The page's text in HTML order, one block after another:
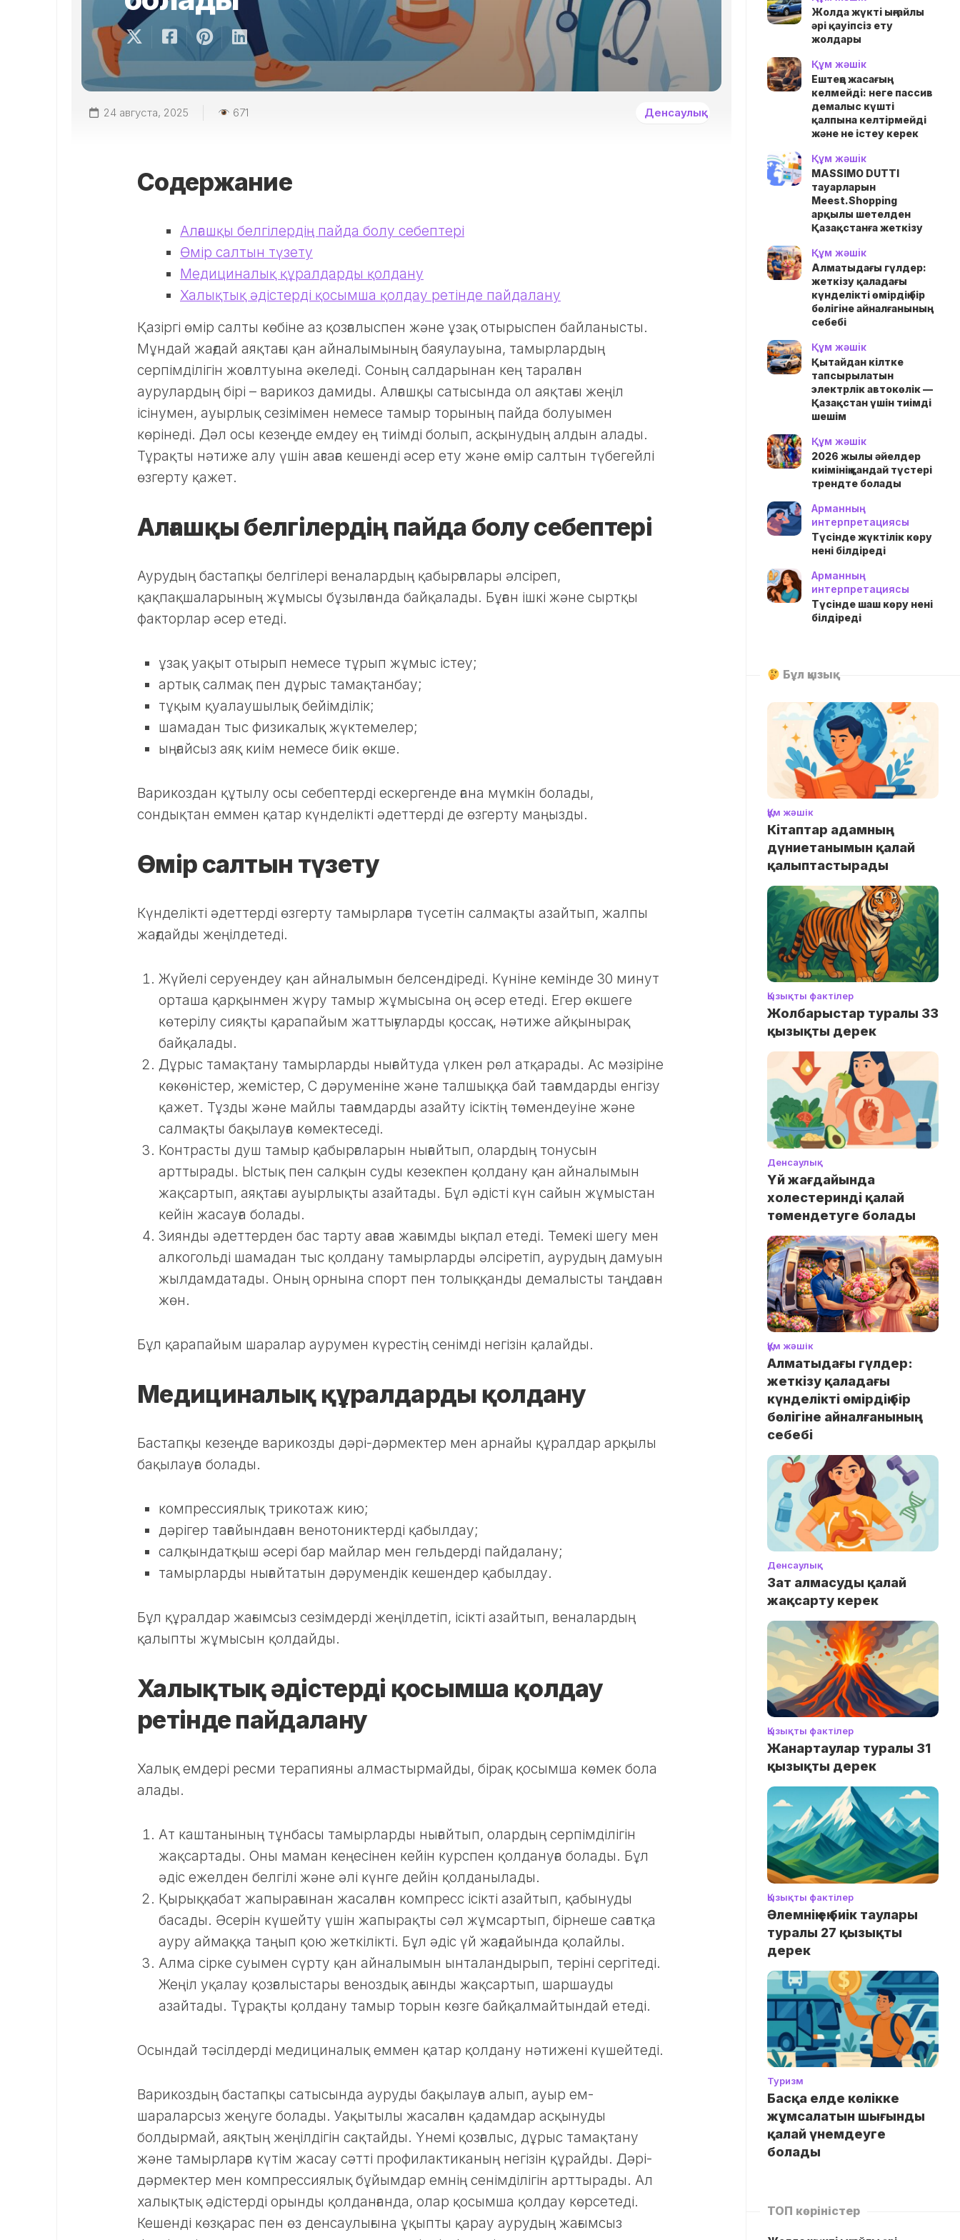
24 августа, 2025 671 Денсаулық
Содержание
Алғашқы белгілердің пайда болу себептері
Өмір салтын түзету
Медициналық құралдарды қолдану
Халықтық әдістерді қосымша қолдау ретінде пайдалану
Қазіргі өмір салты көбіне аз қозғалыспен және ұзақ отырыспен байланысты.
Мұндай жағдай аяқтағы қан айналымының баяулауына, тамырлардың
серпімділігін жоғалтуына әкеледі. Соның салдарынан кең таралған
аурулардың бірі – варикоз дамиды. Алғашқы сатысында ол аяқтағы жеңіл
ісінумен, ауырлық сезімімен немесе тамыр торының пайда болуымен
көрінеді. Дәл осы кезеңде емдеу ең тиімді болып, асқынудың алдын алады.
Тұрақты нәтиже алу үшін ағзаға кешенді әсер ету және өмір салтын түбегейлі
өзгерту қажет.
Алғашқы белгілердің пайда болу себептері
Аурудың бастапқы белгілері веналардың қабырғалары әлсіреп,
қақпақшаларының жұмысы бұзылғанда байқалады. Бұған ішкі және сыртқы
факторлар әсер етеді.
ұзақ уақыт отырып немесе тұрып жұмыс істеу;
артық салмақ пен дұрыс тамақтанбау;
тұқым қуалаушылық бейімділік;
шамадан тыс физикалық жүктемелер;
ыңғайсыз аяқ киім немесе биік өкше.
Варикоздан құтылу осы себептерді ескергенде ғана мүмкін болады,
сондықтан еммен қатар күнделікті әдеттерді де өзгерту маңызды.
Өмір салтын түзету
Күнделікті әдеттерді өзгерту тамырларға түсетін салмақты азайтып, жалпы
жағдайды жеңілдетеді.
Жүйелі серуендеу қан айналымын белсендіреді. Күніне кемінде 30 минут
орташа қарқынмен жүру тамыр жұмысына оң әсер етеді. Егер өкшеге
көтерілу сияқты қарапайым жаттығуларды қоссақ, нәтиже айқынырақ
байқалады.
Дұрыс тамақтану тамырларды нығайтуда үлкен рөл атқарады. Ас мәзіріне
көкөністер, жемістер, С дәруменіне және талшыққа бай тағамдарды енгізу
қажет. Тұзды және майлы тағамдарды азайту ісіктің төмендеуіне және
салмақты бақылауға көмектеседі.
Контрасты душ тамыр қабырғаларын нығайтып, олардың тонусын
арттырады. Ыстық пен салқын суды кезекпен қолдану қан айналымын
жақсартып, аяқтағы ауырлықты азайтады. Бұл әдісті күн сайын жұмыстан
кейін жасауға болады.
Зиянды әдеттерден бас тарту ағзаға жағымды ықпал етеді. Темекі шегу мен
алкогольді шамадан тыс қолдану тамырларды әлсіретіп, аурудың дамуын
жылдамдатады. Оның орнына спорт пен толыққанды демалысты таңдаған
жөн.
Бұл қарапайым шаралар аурумен күрестің сенімді негізін қалайды.
Медициналық құралдарды қолдану
Бастапқы кезеңде варикозды дәрі-дәрмектер мен арнайы құралдар арқылы
бақылауға болады.
компрессиялық трикотаж кию;
дәрігер тағайындаған венотониктерді қабылдау;
салқындатқыш әсері бар майлар мен гельдерді пайдалану;
тамырларды нығайтатын дәрумендік кешендер қабылдау.
Бұл құралдар жағымсыз сезімдерді жеңілдетіп, ісікті азайтып, веналардың
қалыпты жұмысын қолдайды.
Халықтық әдістерді қосымша қолдау
ретінде пайдалану
Халық емдері ресми терапияны алмастырмайды, бірақ қосымша көмек бола
алады.
Ат каштанының тұнбасы тамырларды нығайтып, олардың серпімділігін
жақсартады. Оны маман кеңесінен кейін курспен қолдануға болады. Бұл
әдіс ежелден белгілі және әлі күнге дейін қолданылады.
Қырыққабат жапырағынан жасалған компресс ісікті азайтып, қабынуды
басады. Әсерін күшейту үшін жапырақты сәл жұмсартып, бірнеше сағатқа
ауру аймаққа таңып қою жеткілікті. Бұл әдіс үй жағдайында қолайлы.
Алма сірке суымен сүрту қан айналымын ынталандырып, теріні сергітеді.
Жеңіл уқалау қозғалыстары веноздық ағынды жақсартып, шаршауды
азайтады. Тұрақты қолдану тамыр торын көзге байқалмайтындай етеді.
Осындай тәсілдерді медициналық еммен қатар қолдану нәтижені күшейтеді.
Варикоздың бастапқы сатысында ауруды бақылауға алып, ауыр ем-
шараларсыз жеңуге болады. Уақытылы жасалған қадамдар асқынуды
болдырмай, аяқтың жеңілдігін сақтайды. Үнемі қозғалыс, дұрыс тамақтану
және тамырларға күтім жасау сәтті профилактиканың негізін құрайды. Дәрі-
дәрмектер мен компрессиялық бұйымдар емнің сенімділігін арттырады. Ал
халықтық әдістерді орынды қолданғанда, олар қосымша қолдау көрсетеді.
Кешенді көзқарас пен өз денсаулығына ұқыпты қарау аурудың жағымсыз
Жолда жүктi ыңғайлы
әрі қауіпсіз ету
жолдары
Құм жәшік
Ештеңе жасағың
келмейді: неге пассив
демалыс күшті
қалпына келтірмейді
және не істеу керек
Құм жәшік
MASSIMO DUTTI
тауарларын
Meest.Shopping
арқылы шетелден
Қазақстанға жеткізу
Құм жәшік
Алматыдағы гүлдер:
жеткізу қаладағы
күнделікті өмірдің бір
бөлігіне айналғанының
себебі
Құм жәшік
Қытайдан кілтке
тапсырылатын
электрлік автокөлік —
Қазақстан үшін тиімді
шешім
Құм жәшік
2026 жылы әйелдер
киімінің қандай түстері
трендте болады
Арманның
интерпретациясы
Түсінде жүктілік көру
нені білдіреді
Арманның
интерпретациясы
Түсінде шаш көру нені
білдіреді
Бұл қызық
Құм жәшік
Кітаптар адамның
дүниетанымын қалай
қалыптастырады
Қызықты фактілер
Жолбарыстар туралы 33
қызықты дерек
Денсаулық
Үй жағдайында
холестеринді қалай
төмендетуге болады
Құм жәшік
Алматыдағы гүлдер:
жеткізу қаладағы
күнделікті өмірдің бір
бөлігіне айналғанының
себебі
Денсаулық
Зат алмасуды қалай
жақсарту керек
Қызықты фактілер
Жанартаулар туралы 31
қызықты дерек
Қызықты фактілер
Әлемнің ең биік таулары
туралы 27 қызықты
дерек
Туризм
Басқа елде көлікке
жұмсалатын шығынды
қалай үнемдеуге
болады
ТОП көріністер